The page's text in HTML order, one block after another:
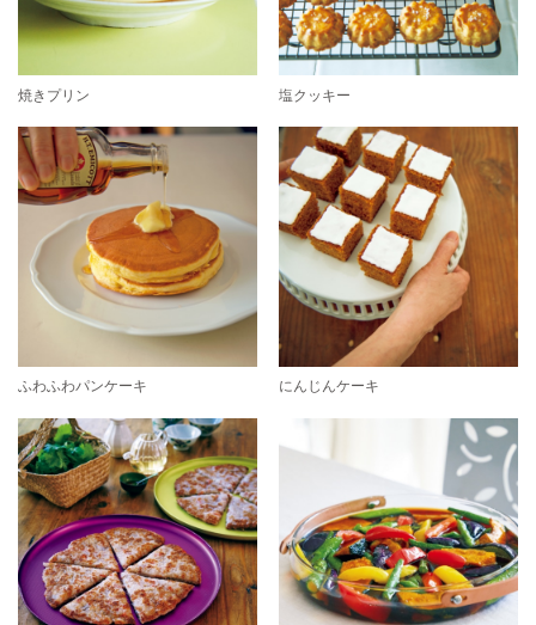
焼きプリン 塩クッキー
ふわふわパンケーキ にんじんケーキ